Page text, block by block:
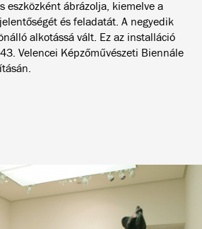
eszközként ábrázolja, kiemelve a
és feladatát. A negyedik
alkotássá vált. Ez az installáció
Velencei Képzőművészeti Biennále